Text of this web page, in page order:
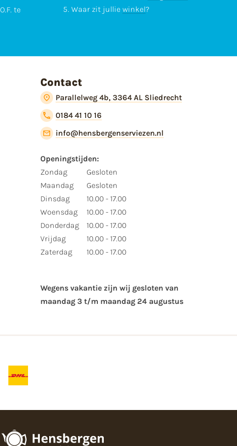
te
Waar zit jullie winkel?
Contact
Parallelweg 4b, 3364 AL Sliedrecht
0184 41 10 16
info@hensbergenserviezen.nl
Openingstijden:
Zondag
Maandag
Dinsdag
Woensdag
Donderdag
Vrijdag
Zaterdag
Gesloten
Gesloten
10.00 - 17.00
10.00 - 17.00
10.00 - 17.00
10.00 - 17.00
10.00 - 17.00
Wegens vakantie zijn wij gesloten van ​
maandag 3 t/m maandag 24 augustus